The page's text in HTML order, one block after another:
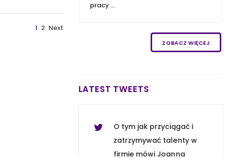
1 2 Next
pracy ...
ZOBACZ WIĘCEJ
LATEST TWEETS
finansowej są ambitne i
dla 96% z nich kariera jest
mężczyzn 💡 T…
O tym jak przyciągać i
zatrzymywać talenty w
firmie mówi Joanna